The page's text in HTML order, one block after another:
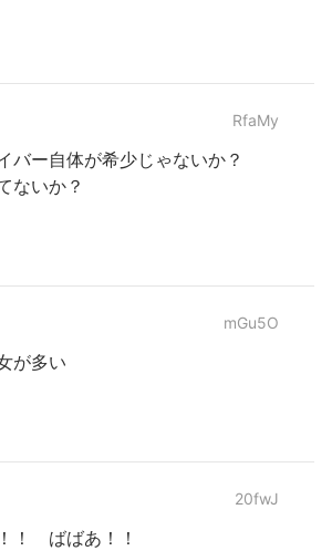
RfaMy
バー自体が希少じゃないか？
ないか？
mGu5O
が多い
20fwJ
！ ばばあ！！